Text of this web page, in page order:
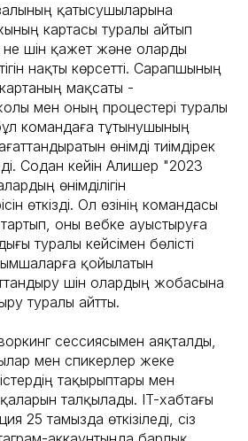
қатысушыларына
картасы туралы айтып
үшін қажет және оларды
нақты көрсетті. Сарапшының
мақсаты -
мен оның процестері туралы
бұл командаға тұтынушының
өнімді тиімдірек
Содан кейін Алишер "2023
өнімділігін
өткізді. Ол өзінің командасы
оны вебке ауыстыруға
туралы кейсімен бөлісті
қойылатын
үшін олардың жобасына
туралы айтты.
сессиясымен аяқталды,
мен спикерлер жеке
тақырыптары мен
талқылады. IT-хабтағы
25 тамызда өткізіледі, сіз